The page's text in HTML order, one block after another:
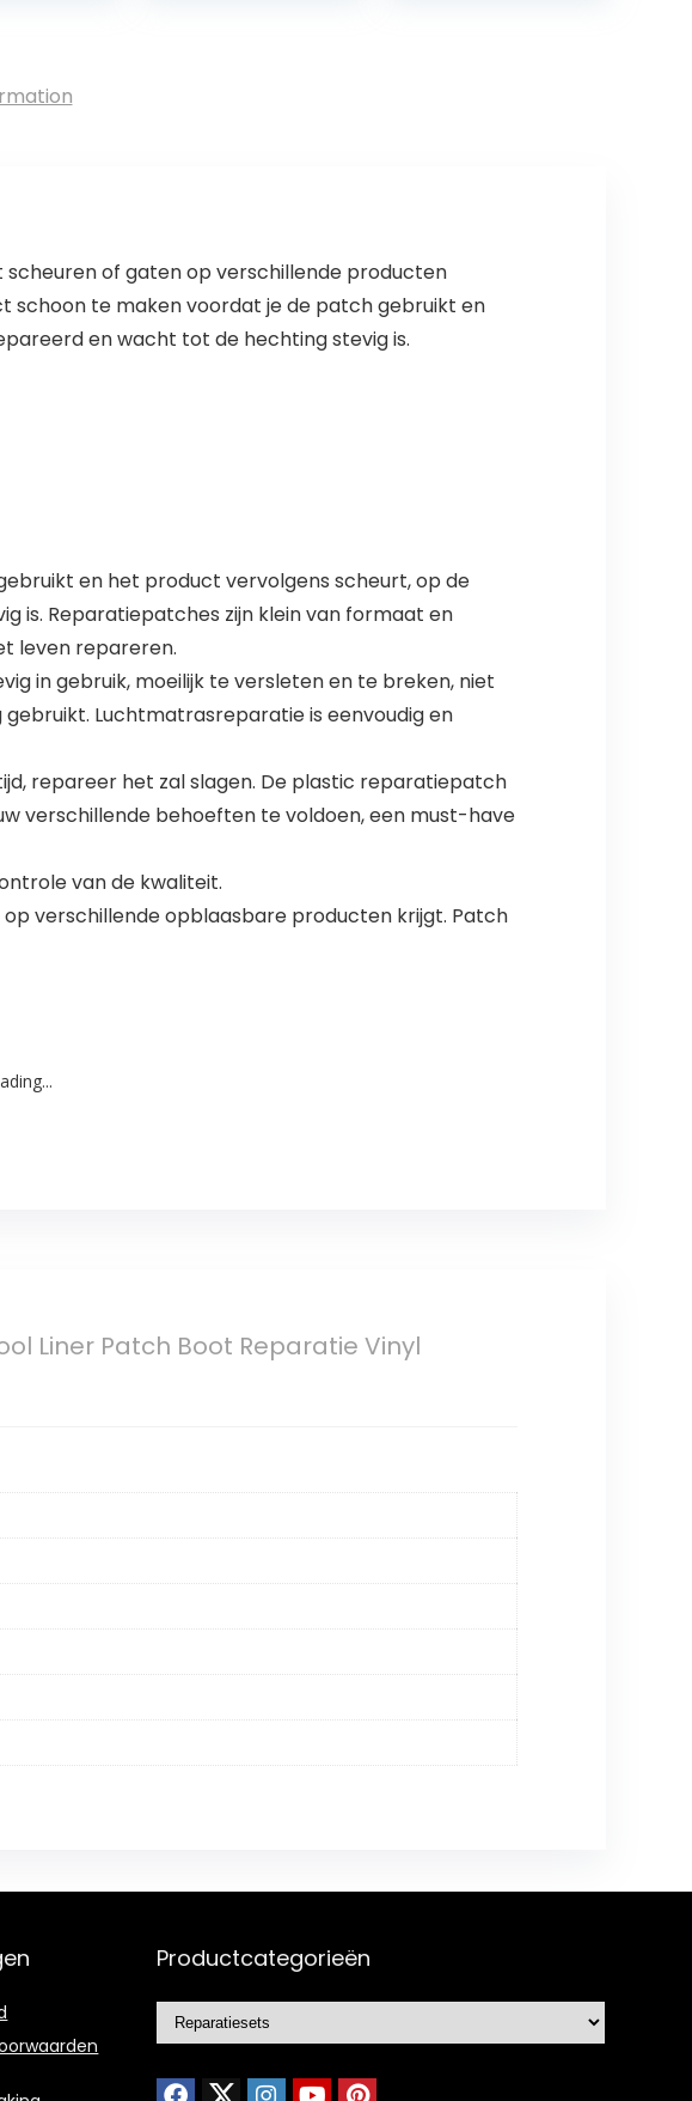
of gaten op verschillende producten
schoon te maken voordat je de patch gebruikt en
en wacht tot de hechting stevig is.
en het product vervolgens scheurt, op de
is. Reparatiepatches zijn klein van formaat en
leven repareren.
in gebruik, moeilijk te versleten en te breken, niet
Luchtmatrasreparatie is eenvoudig en
repareer het zal slagen. De plastic reparatiepatch
verschillende behoeften te voldoen, een must-have
van de kwaliteit.
verschillende opblaasbare producten krijgt. Patch
Liner Patch Boot Reparatie Vinyl
Productcategorieën